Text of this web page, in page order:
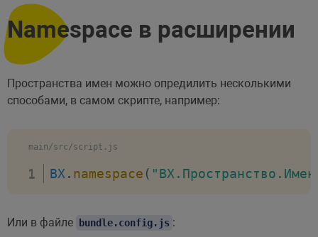
Namespace в расширении
Пространства имен можно опредилить несколькими
способами, в самом скрипте, например:
main/src/script.js
BX. namespace (
Или в файле bundle.config.js :